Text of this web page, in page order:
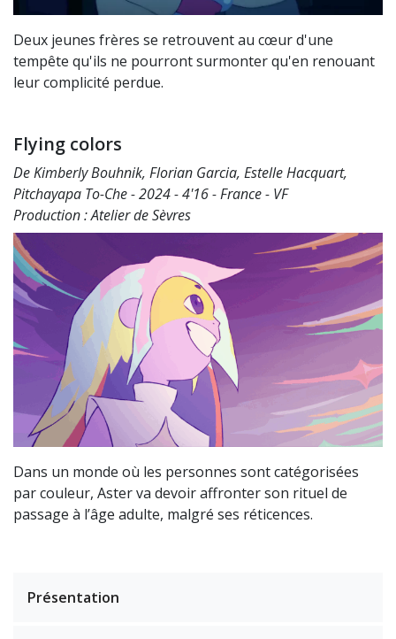
Deux jeunes frères se retrouvent au cœur d'une
tempête qu'ils ne pourront surmonter qu'en renouant
leur complicité perdue.
Flying colors
De Kimberly Bouhnik, Florian Garcia, Estelle Hacquart,
Pitchayapa To-Che - 2024 - 4'16 - France - VF
Production : Atelier de Sèvres
Dans un monde où les personnes sont catégorisées
par couleur, Aster va devoir affronter son rituel de
passage à l’âge adulte, malgré ses réticences.
Présentation